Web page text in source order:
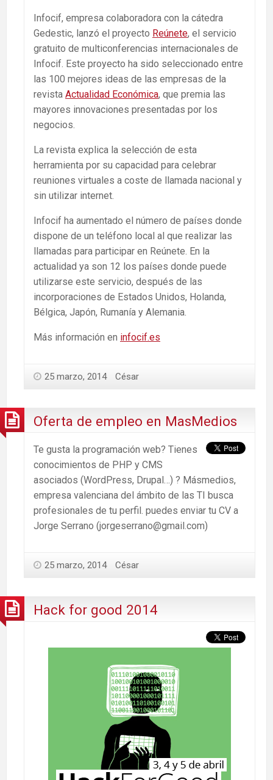
Infocif, empresa colaboradora con la cátedra
Gedestic, lanzó el proyecto Reúnete, el servicio
gratuito de multiconferencias internacionales de
Infocif. Este proyecto ha sido seleccionado entre
las 100 mejores ideas de las empresas de la
revista Actualidad Económica, que premia las
mayores innovaciones presentadas por los
negocios.
La revista explica la selección de esta
herramienta por su capacidad para celebrar
reuniones virtuales a coste de llamada nacional y
sin utilizar internet.
Infocif ha aumentado el número de países donde
dispone de un teléfono local al que realizar las
llamadas para participar en Reúnete. En la
actualidad ya son 12 los países donde puede
utilizarse este servicio, después de las
incorporaciones de Estados Unidos, Holanda,
Bélgica, Japón, Rumanía y Alemania.
Más información en infocif.es
25 marzo, 2014 César
Oferta de empleo en MasMedios
Te gusta la programación web? Tienes
conocimientos de PHP y CMS
asociados (WordPress, Drupal…) ? Másmedios,
empresa valenciana del ámbito de las TI busca
profesionales de tu perfil. puedes enviar tu CV a
Jorge Serrano (jorgeserrano@gmail.com)
25 marzo, 2014 César
Hack for good 2014